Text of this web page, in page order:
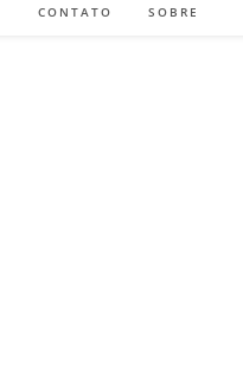
CONTATO SOBRE